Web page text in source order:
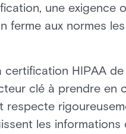
une exigence
ferme aux normes
HIPAA
clé à prendre
les informations